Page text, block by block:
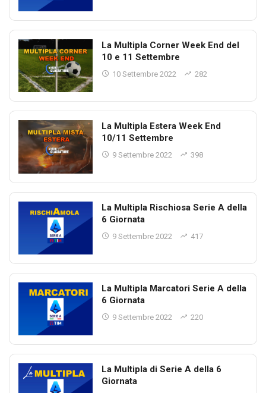
La Multipla Corner Week End del
10 e 11 Settembre
10 Settembre 2022 282
La Multipla Estera Week End
10/11 Settembre
9 Settembre 2022 398
La Multipla Rischiosa Serie A della
6 Giornata
9 Settembre 2022 417
La Multipla Marcatori Serie A della
6 Giornata
9 Settembre 2022 220
La Multipla di Serie A della 6
Giornata